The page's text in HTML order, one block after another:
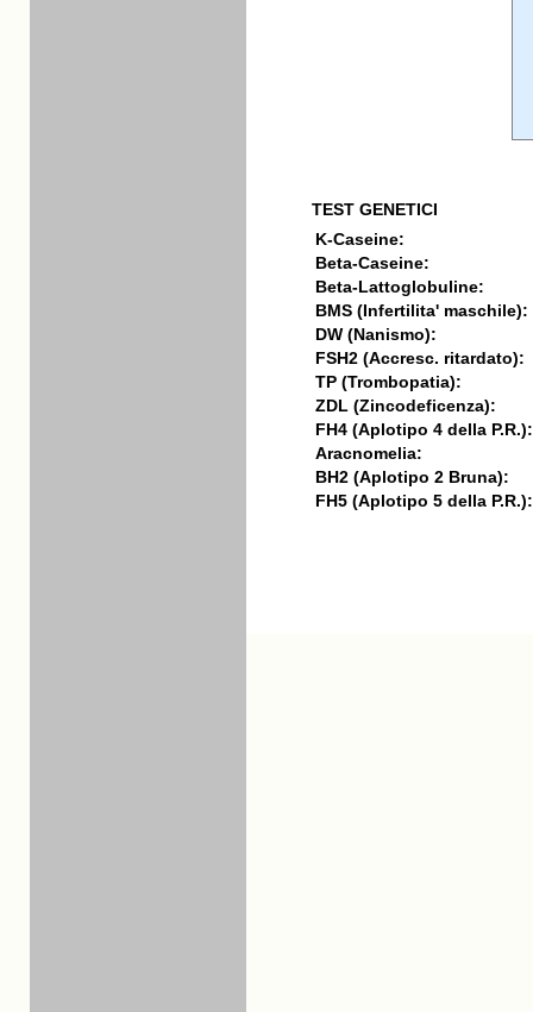
TEST GENETICI
K-Caseine:
Beta-Caseine:
Beta-Lattoglobuline:
BMS (Infertilita' maschile):
DW (Nanismo):
FSH2 (Accresc. ritardato):
TP (Trombopatia):
ZDL (Zincodeficenza):
FH4 (Aplotipo 4 della P.R.):
Aracnomelia:
BH2 (Aplotipo 2 Bruna):
FH5 (Aplotipo 5 della P.R.):